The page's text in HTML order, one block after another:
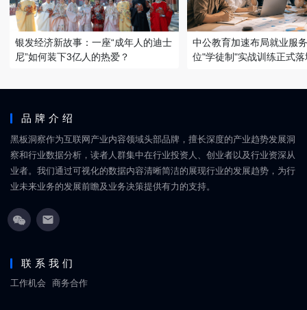
银发经济新故事：一座“成年人的迪士
尼”如何装下3亿人的热爱？
中公教育加速布局就业服
位"学徒制"实战训练正式落
品牌介绍
黑板洞察作为互联网产业内容领域头部品牌，擅长深度的产业趋势发展洞
察和行业数据分析，读者人群集中在行业投资人、创业者以及行业资深从
业者。我们通过可视化的数据内容清晰简洁的展现行业的发展趋势，为行
业未来业务的发展前瞻及业务决策提供有力的支持。
联系我们
工作机会 商务合作